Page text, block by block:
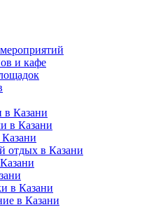
и кафе
в Казани
в Казани
отдых в Казани
в Казани
в Казани